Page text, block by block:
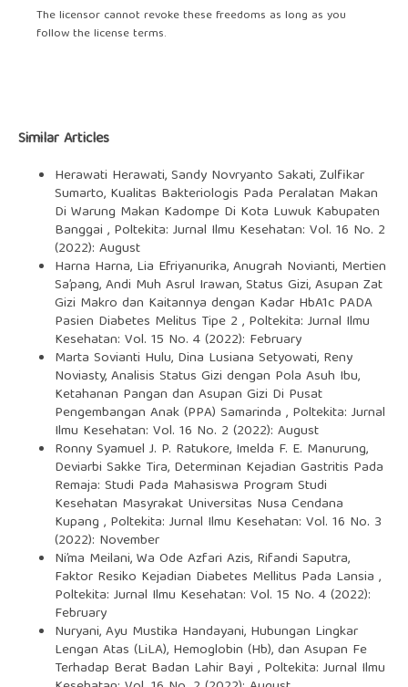
The licensor cannot revoke these freedoms as long as you
follow the license terms.
Similar Articles
Herawati Herawati, Sandy Novryanto Sakati, Zulfikar
Sumarto, Kualitas Bakteriologis Pada Peralatan Makan
Di Warung Makan Kadompe Di Kota Luwuk Kabupaten
Banggai , Poltekita: Jurnal Ilmu Kesehatan: Vol. 16 No. 2
(2022): August
Harna Harna, Lia Efriyanurika, Anugrah Novianti, Mertien
Sa’pang, Andi Muh Asrul Irawan,Status Gizi, Asupan Zat
Gizi Makro dan Kaitannya dengan Kadar HbA1c PADA
Pasien Diabetes Melitus Tipe 2 , Poltekita: Jurnal Ilmu
Kesehatan: Vol. 15 No. 4 (2022): February
Marta Sovianti Hulu, Dina Lusiana Setyowati, Reny
Noviasty,Analisis Status Gizi dengan Pola Asuh Ibu,
Ketahanan Pangan dan Asupan Gizi Di Pusat
Pengembangan Anak (PPA) Samarinda , Poltekita: Jurnal
Ilmu Kesehatan: Vol. 16 No. 2 (2022): August
Ronny Syamuel J. P. Ratukore, Imelda F. E. Manurung,
Deviarbi Sakke Tira, Determinan Kejadian Gastritis Pada
Remaja: Studi Pada Mahasiswa Program Studi
Kesehatan Masyrakat Universitas Nusa Cendana
Kupang , Poltekita: Jurnal Ilmu Kesehatan: Vol. 16 No. 3
(2022): November
Ni’ma Meilani, Wa Ode Azfari Azis, Rifandi Saputra,
Faktor Resiko Kejadian Diabetes Mellitus Pada Lansia ,
Poltekita: Jurnal Ilmu Kesehatan: Vol. 15 No. 4 (2022):
February
Nuryani, Ayu Mustika Handayani, Hubungan Lingkar
Lengan Atas (LiLA), Hemoglobin (Hb), dan Asupan Fe
Terhadap Berat Badan Lahir Bayi , Poltekita: Jurnal Ilmu